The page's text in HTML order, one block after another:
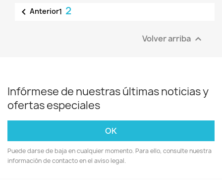
 Anterior1 2
Volver arriba 
Infórmese de nuestras últimas noticias y
ofertas especiales
Puede darse de baja en cualquier momento. Para ello, consulte nuestra
información de contacto en el aviso legal.